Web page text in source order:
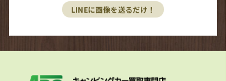
LINEに画像を送るだけ！